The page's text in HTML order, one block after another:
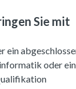
Sie mit
ein
oder